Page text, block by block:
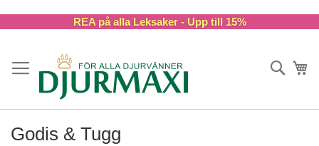
REA på alla Leksaker - Upp till 15%
Sök
Godis & Tugg